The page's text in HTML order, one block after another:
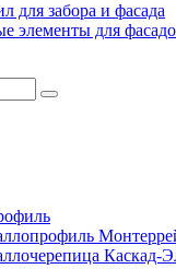
для забора и фасада
элементы для
Каскад-